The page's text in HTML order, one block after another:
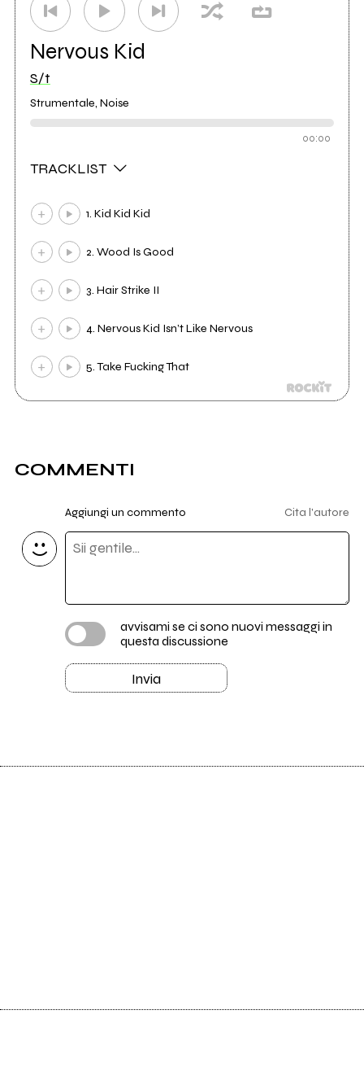
Nervous Kid
S/t
Strumentale, Noise
00:00
TRACKLIST
1. Kid Kid Kid
2. Wood Is Good
3. Hair Strike II
4. Nervous Kid Isn’t Like Nervous
5. Take Fucking That
COMMENTI
Aggiungi un commento Cita l'autore
avvisami se ci sono nuovi messaggi in
questa discussione
Invia